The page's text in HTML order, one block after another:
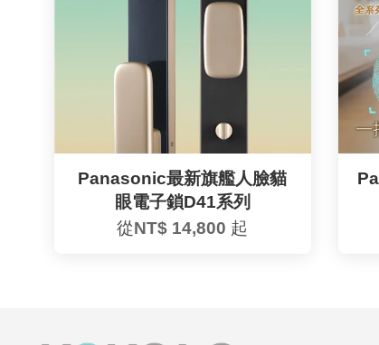
Panasonic最新旗艦人臉貓
眼電子鎖D41系列
從NT$ 14,800 起